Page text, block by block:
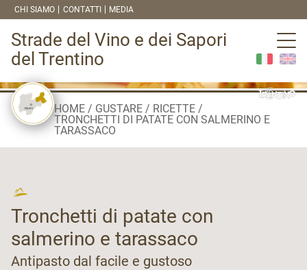
CHI SIAMO CONTATTI MEDIA
Strade del Vino e dei Sapori
del Trentino
HOME GUSTARE
RICETTE
TRONCHETTI DI PATATE CON SALMERINO E
TARASSACO
Tronchetti di patate con
salmerino e tarassaco
Antipasto dal facile e gustoso